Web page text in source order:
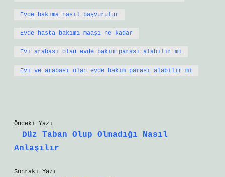
Evde bakıma nasıl başvurulur
Evde hasta bakımı maaşı ne kadar
Evi arabası olan evde bakım parası alabilir mi
Evi ve arabası olan evde bakım parası alabilir mi
Önceki Yazı
Düz Taban Olup Olmadığı Nasıl
Anlaşılır
Sonraki Yazı